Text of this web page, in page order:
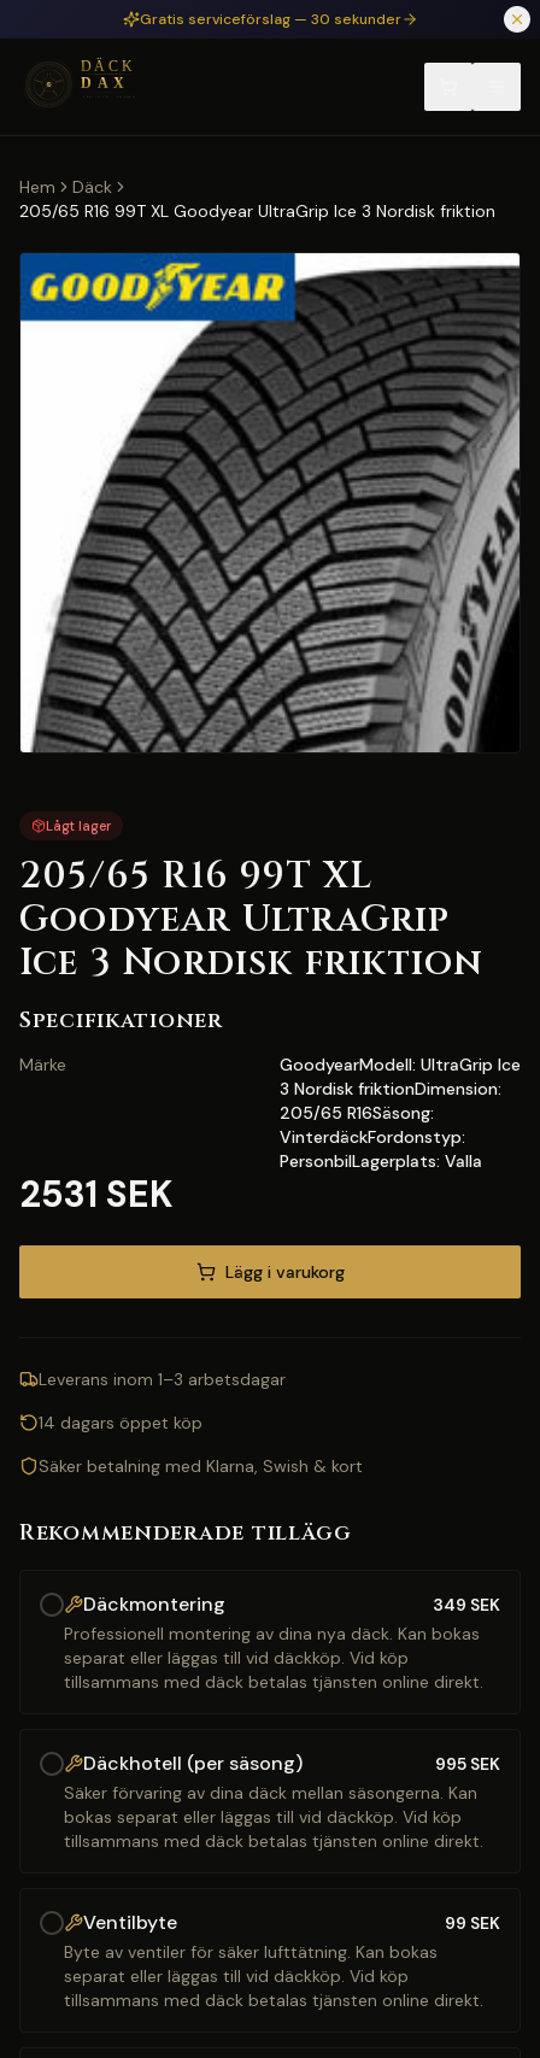
Hoppa till huvudinnehållGratis serviceförslag — 30 sekunder
Hem
Däck
205/65 R16 99T XL Goodyear UltraGrip Ice 3 Nordisk friktion
Lågt lager
205/65 R16 99T XL
Goodyear UltraGrip
Ice 3 Nordisk friktion
Specifikationer
Märke
GoodyearModell: UltraGrip Ice
3 Nordisk friktionDimension:
205/65 R16Säsong:
VinterdäckFordonstyp:
PersonbilLagerplats: Valla
2531 SEK
Lägg i varukorg
Leverans inom 1–3 arbetsdagar
14 dagars öppet köp
Säker betalning med Klarna, Swish & kort
Rekommenderade tillägg
Däckmontering 349 SEK
Professionell montering av dina nya däck. Kan bokas
separat eller läggas till vid däckköp. Vid köp
tillsammans med däck betalas tjänsten online direkt.
Däckhotell (per säsong) 995 SEK
Säker förvaring av dina däck mellan säsongerna. Kan
bokas separat eller läggas till vid däckköp. Vid köp
tillsammans med däck betalas tjänsten online direkt.
Ventilbyte 99 SEK
Byte av ventiler för säker lufttätning. Kan bokas
separat eller läggas till vid däckköp. Vid köp
tillsammans med däck betalas tjänsten online direkt.